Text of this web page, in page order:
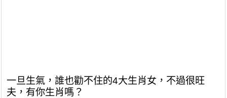
一旦生氣，誰也勸不住的4大生肖女，不過很旺
夫，有你生肖嗎？